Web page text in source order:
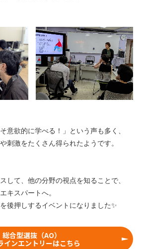
意欲的に学べる！」という声も多く、
刺激をたくさん得られたようです。
して、他の分野の視点を知ることで、
キスパートへ。
後押しするイベントになりました✨
総合型選抜（AO）
インエントリーはこちら